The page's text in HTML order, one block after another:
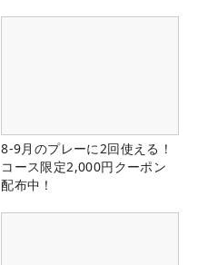
8-9月のプレーに2回使える！
コース限定2,000円クーポン
配布中！